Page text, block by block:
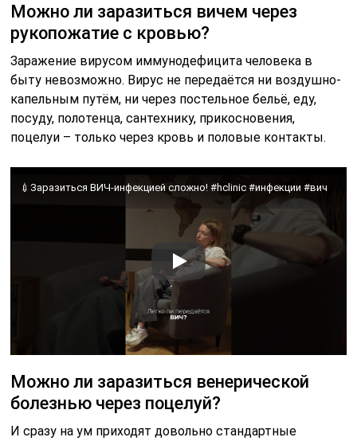
Можно ли заразиться вичем через
рукопожатие с кровью?
Заражение вирусом иммунодефицита человека в
быту невозможно. Вирус не передаётся ни воздушно-
капельным путём, ни через постельное бельё, еду,
посуду, полотенца, сантехнику, прикосновения,
поцелуи – только через кровь и половые контакты.
💉Заразиться ВИЧ-инфекцией сложно! #hclinic #инфекции #вич
Можно ли заразиться венерической
болезнью через поцелуй?
И сразу на ум приходят довольно стандартные